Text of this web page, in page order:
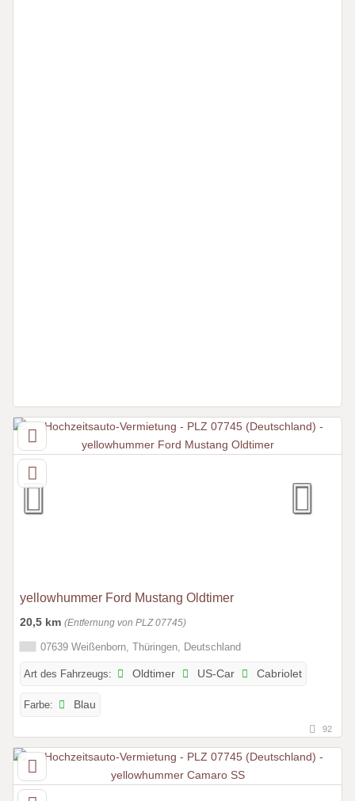
yellowhummer Ford Mustang Oldtimer
20,5 km (Entfernung von PLZ 07745)
07639 Weißenborn, Thüringen, Deutschland
Art des Fahrzeugs: Oldtimer US-Car Cabriolet
Farbe: Blau
92